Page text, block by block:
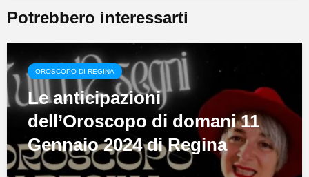
Potrebbero interessarti
OROSCOPO DI REGINA
Le anticipazioni
dell’Oroscopo di domani 11
Gennaio 2024 di Regina